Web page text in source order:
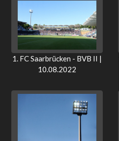
1. FC Saarbrücken - BVB II |
10.08.2022